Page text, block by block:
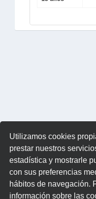
Utilizamos cookies
prestar nuestros
estadística y mostrarle
con sus preferencias
hábitos de navegación.
información sobre las